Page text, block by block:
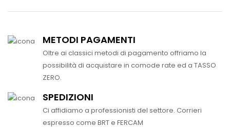
METODI PAGAMENTI
Oltre ai classici metodi di pagamento offriamo la
possibilità di acquistare in comode rate ed a TASSO
ZERO.
SPEDIZIONI
Ci affidiamo a professionisti del settore. Corrieri
espresso come BRT e FERCAM